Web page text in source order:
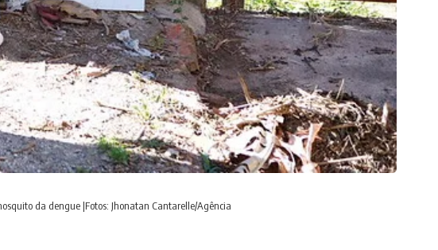
da dengue |Fotos: Jhonatan Cantarelle/Agência